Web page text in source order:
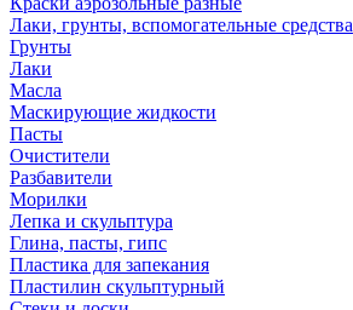
Лаки, грунты, вспомогательные средства
Грунты
Лаки
Масла
Маскирующие жидкости
Пасты
Очистители
Разбавители
Морилки
Лепка и скульптура
Глина, пасты, гипс
Пластика для запекания
Пластилин скульптурный